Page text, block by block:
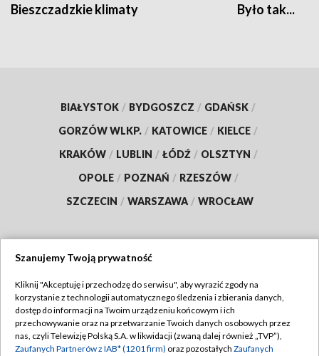
Bieszczadzkie klimaty Było tak...
BIAŁYSTOK / BYDGOSZCZ / GDAŃSK /
GORZÓW WLKP. / KATOWICE / KIELCE /
KRAKÓW / LUBLIN / ŁÓDŹ / OLSZTYN /
OPOLE / POZNAŃ / RZESZÓW /
SZCZECIN / WARSZAWA / WROCŁAW
TVP
Abonament TVP
Emisja w TVP
Regulamin TVP
Polityka prywatności
Szanujemy Twoją prywatność
Kliknij "Akceptuję i przechodzę do serwisu", aby wyrazić zgody na
korzystanie z technologii automatycznego śledzenia i zbierania danych,
dostęp do informacji na Twoim urządzeniu końcowym i ich
przechowywanie oraz na przetwarzanie Twoich danych osobowych przez
nas, czyli Telewizję Polską S.A. w likwidacji (zwaną dalej również „TVP”),
Zaufanych Partnerów z IAB* (1201 firm) oraz pozostałych Zaufanych